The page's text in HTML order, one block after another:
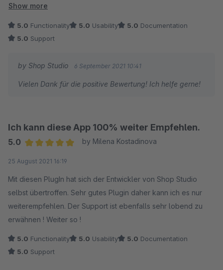
Schade, dass Shopware der Meinung ist, das wichtige "Basis-
würden und vieles, was in der 5er-Version gut und nützlich
Nun, zum Glück gibt es hier einige Anbieter, die sich der
Es gab bei der Einrichtung einige Schwierigkeiten, welche mit
Hilfe des Entwicklers superschnell gelöst wurden. Wir
das Problem wurde noch am selben Tag mit einem Update
behoben.
Ich meine, das ist Kundenservice 1. Klasse und verdient ein
großes Lob an dieser Stelle.
Einige andere Entwickler sind bei weitem nicht auf diesem
Niveau was den Kundenservice betrifft. Teilweise warte ich
Show more
5.0 Functionality 5.0 Usability 5.0 Documentation
5.0 Support
by Shop Studio 6 September 2021 10:41
Vielen Dank für die positive Bewertung! Ich helfe gerne!
Ich kann diese App 100% weiter Empfehlen.
5.0
by Milena Kostadinova
25 August 2021 16:19
Mit diesen PlugIn hat sich der Entwickler von Shop Studio
selbst übertroffen. Sehr gutes Plugin daher kann ich es nur
weiterempfehlen. Der Support ist ebenfalls sehr lobend zu
erwähnen ! Weiter so !
5.0 Functionality 5.0 Usability 5.0 Documentation
5.0 Support